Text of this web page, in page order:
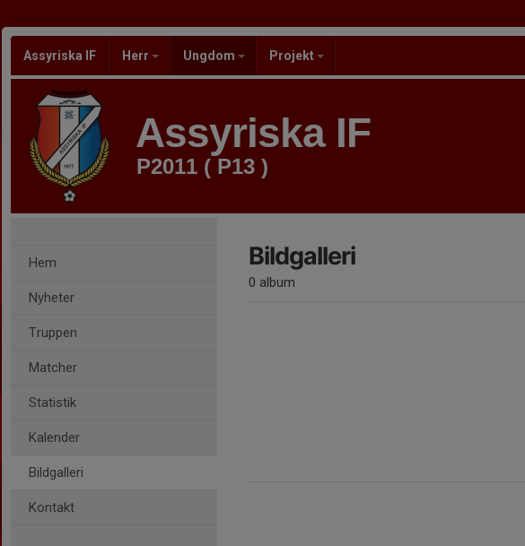
Assyriska IF Herr Ungdom Projekt
Assyriska IF
P2011 ( P13 )
Hem
Nyheter
Truppen
Matcher
Statistik
Kalender
Bildgalleri
Kontakt
Bildgalleri
0 album